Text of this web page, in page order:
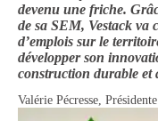
devenu une friche.
de sa SEM, Vestack va
d’emplois sur le
développer son
construction durable et
Valérie Pécresse,